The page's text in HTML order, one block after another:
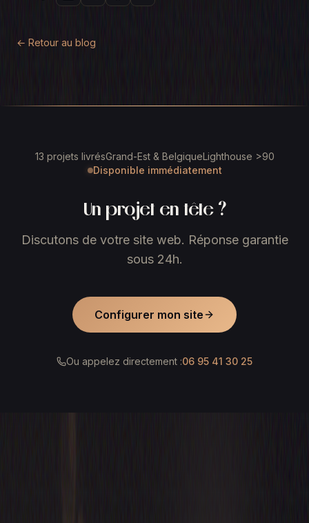
← Retour au blog
13 projets livrésGrand-Est & BelgiqueLighthouse >90
Disponible immédiatement
Un projet en tête ?
Discutons de votre site web. Réponse garantie
sous 24h.
Configurer mon site
Ou appelez directement :06 95 41 30 25